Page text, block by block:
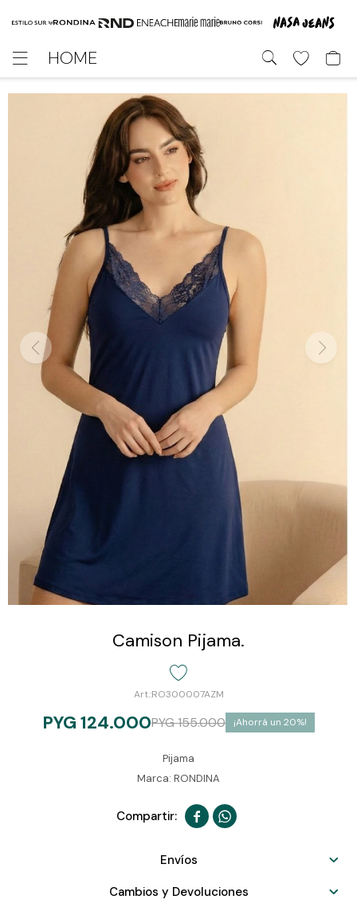
HOME

Camison Pijama.
RO300007AZM
PYG 124.000PYG155.000 20
Pijama
Marca: RONDINA
 
Envíos
Cambios y Devoluciones